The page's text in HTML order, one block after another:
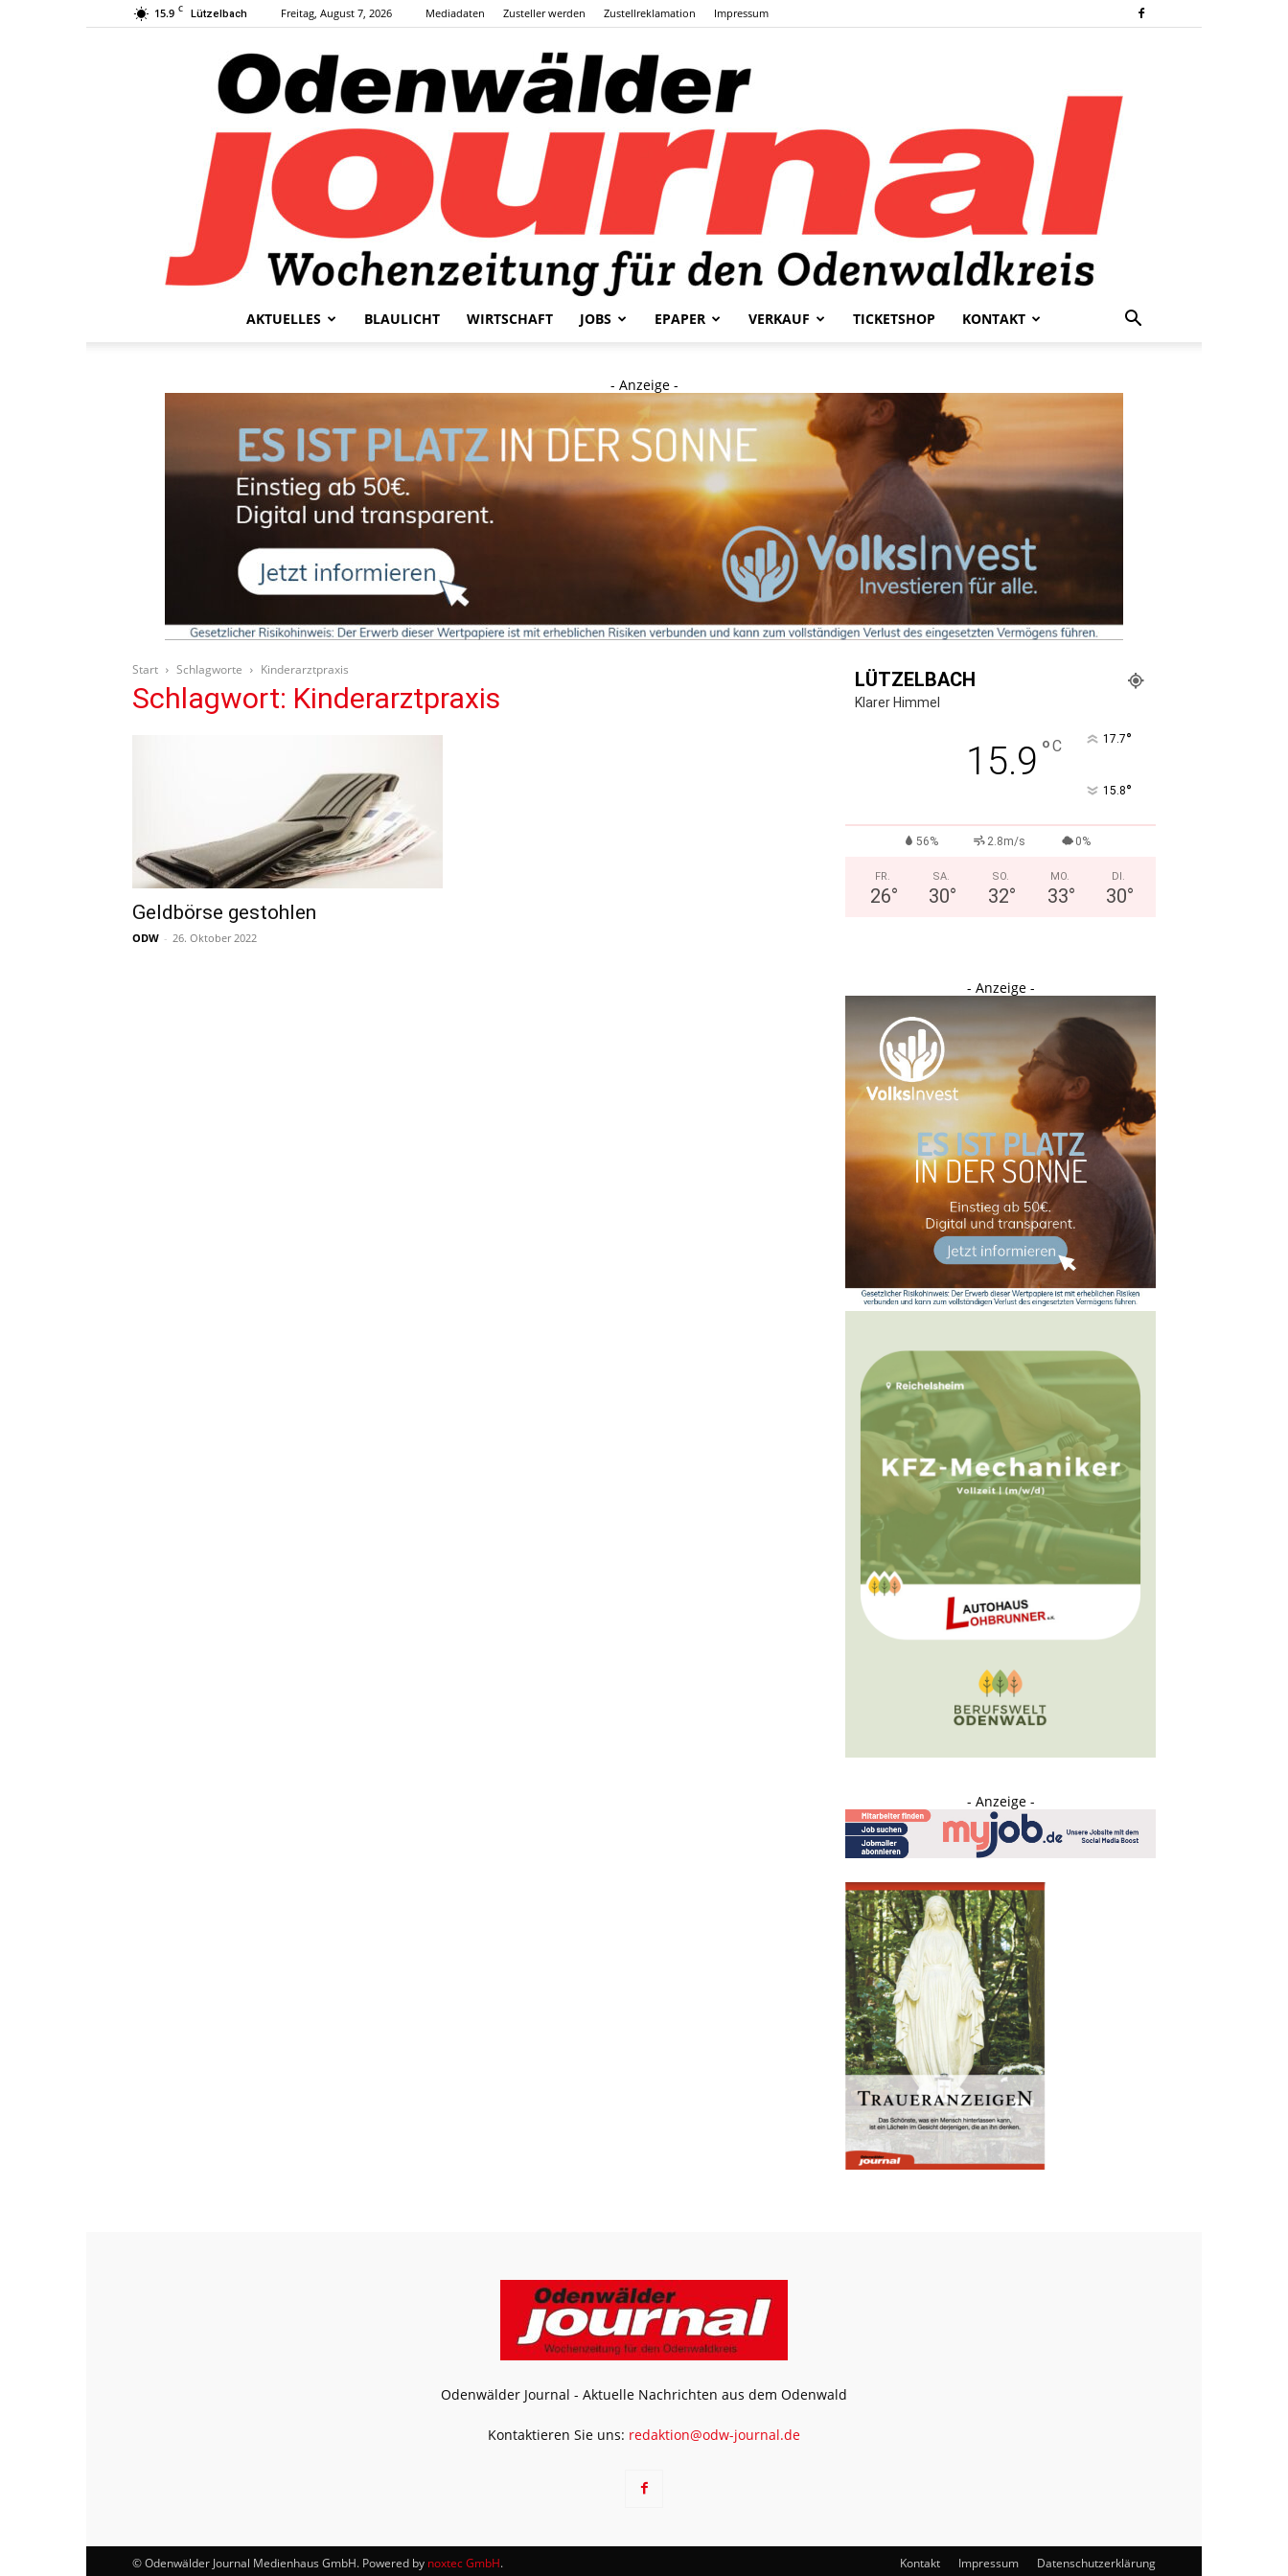
15.9 C Lützelbach Freitag, August 7, 2026 Mediadaten Zusteller werden Zustellreklamation Impressum
AKTUELLES BLAULICHT WIRTSCHAFT JOBS EPAPER VERKAUF TICKETSHOP KONTAKT
- Anzeige -
Start Schlagworte Kinderarztpraxis
Schlagwort: Kinderarztpraxis
Geldbörse gestohlen
ODW - 26. Oktober 2022
LÜTZELBACH
Klarer Himmel
15.9 °C 17.7°
15.8°
56% 2.8m/s 0%
FR.
26°
SA.
30°
SO.
32°
MO.
33°
DI.
30°
- Anzeige -
- Anzeige -
Odenwälder Journal - Aktuelle Nachrichten aus dem Odenwald
Kontaktieren Sie uns: redaktion@odw-journal.de
Kontakt Impressum Datenschutzerklärung
© Odenwälder Journal Medienhaus GmbH. Powered by noxtec GmbH.